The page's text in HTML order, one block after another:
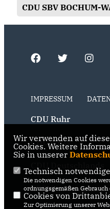
CDU SBV BOCHUM-
IMPRESSUM
CDU Ruhr
CDU NRW
RSS der
Wir verwenden auf
Cookies. Weitere
Sie in unserer
Technisch
Die notwendigen Cookies
ordnungsgemäßen Gebrauch
Cookies von
Zur Optimierung unserer